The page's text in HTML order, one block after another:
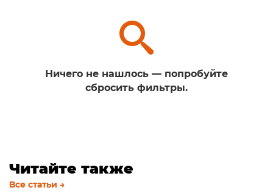
Ничего не нашлось — попробуйте
сбросить фильтры.
Читайте также
Все статьи →